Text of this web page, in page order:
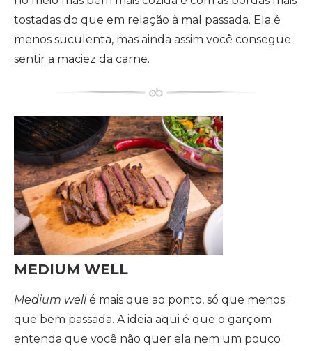
tostadas do que em relação à mal passada. Ela é
menos suculenta, mas ainda assim você consegue
sentir a maciez da carne.
MEDIUM WELL
Medium well é mais que ao ponto, só que menos
que bem passada. A ideia aqui é que o garçom
entenda que você não quer ela nem um pouco